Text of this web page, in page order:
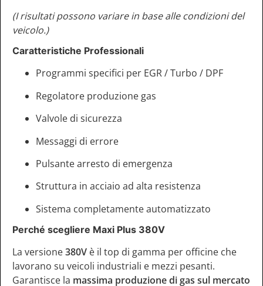
(I risultati possono variare in base alle condizioni del
veicolo.)
Caratteristiche Professionali
Programmi specifici per EGR / Turbo / DPF
Regolatore produzione gas
Valvole di sicurezza
Messaggi di errore
Pulsante arresto di emergenza
Struttura in acciaio ad alta resistenza
Sistema completamente automatizzato
Perché scegliere Maxi Plus 380V
La versione380V è il top di gamma per officine che
lavorano su veicoli industriali e mezzi pesanti.
Garantisce la massima produzione di gas sul mercato